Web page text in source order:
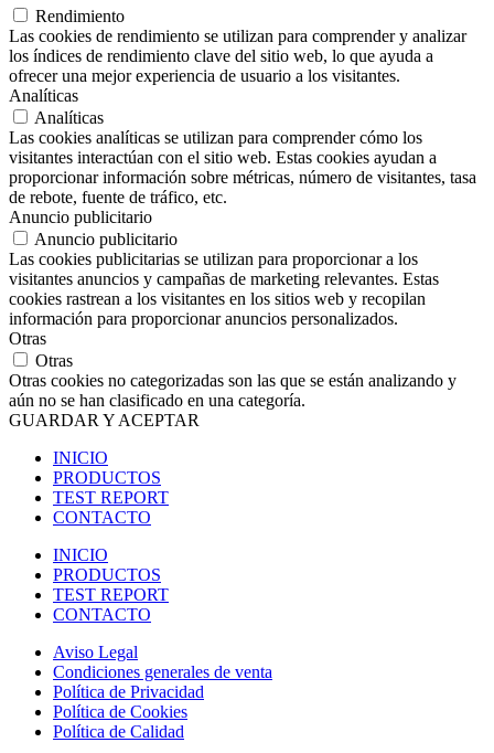
Rendimiento
Las cookies de rendimiento se utilizan para comprender y analizar
los índices de rendimiento clave del sitio web, lo que ayuda a
ofrecer una mejor experiencia de usuario a los visitantes.
Analíticas
Analíticas
Las cookies analíticas se utilizan para comprender cómo los
visitantes interactúan con el sitio web. Estas cookies ayudan a
proporcionar información sobre métricas, número de visitantes, tasa
de rebote, fuente de tráfico, etc.
Anuncio publicitario
Anuncio publicitario
Las cookies publicitarias se utilizan para proporcionar a los
visitantes anuncios y campañas de marketing relevantes. Estas
cookies rastrean a los visitantes en los sitios web y recopilan
información para proporcionar anuncios personalizados.
Otras
Otras
Otras cookies no categorizadas son las que se están analizando y
aún no se han clasificado en una categoría.
GUARDAR Y ACEPTAR
INICIO
PRODUCTOS
TEST REPORT
CONTACTO
INICIO
PRODUCTOS
TEST REPORT
CONTACTO
Aviso Legal
Condiciones generales de venta
Política de Privacidad
Política de Cookies
Política de Calidad